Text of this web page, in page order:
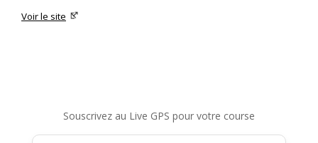
Voir le site
Souscrivez au Live GPS pour votre course